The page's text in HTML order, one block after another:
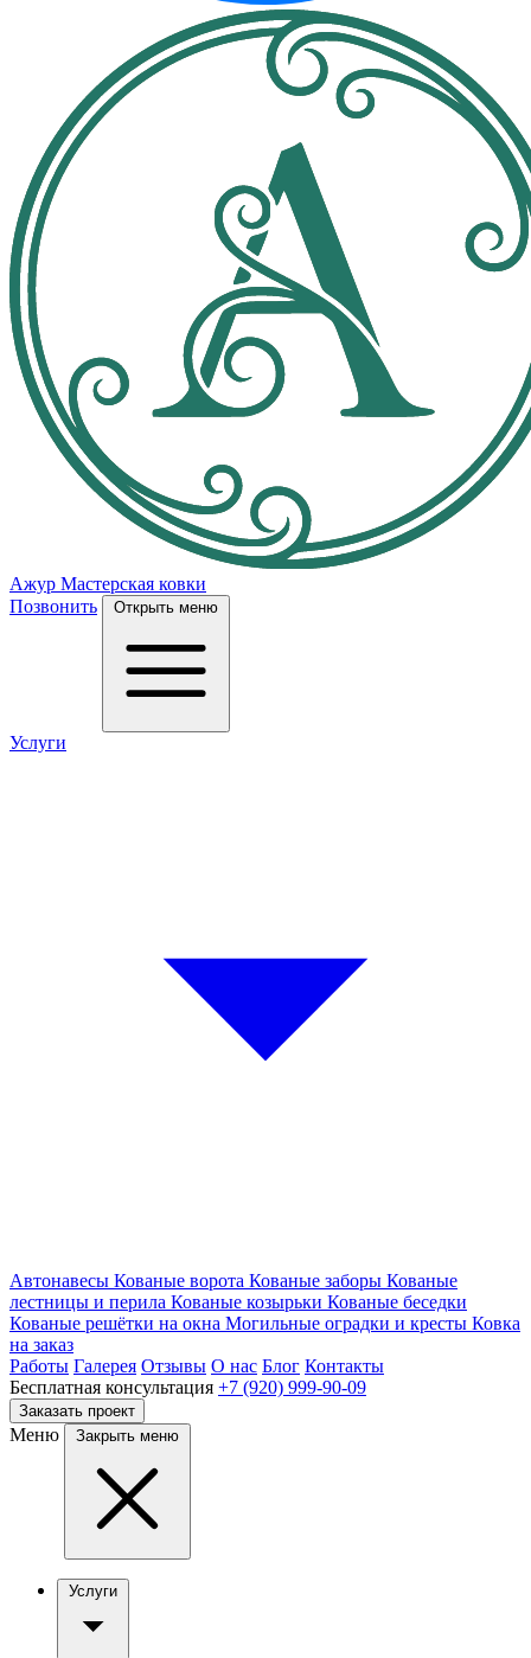
Ажур Мастерская ковки
Позвонить
Открыть меню
Услуги
Автонавесы Кованые ворота Кованые заборы Кованые
лестницы и перила Кованые козырьки Кованые беседки
Кованые решётки на окна Могильные оградки и кресты Ковка
на заказ
Работы Галерея Отзывы О нас Блог Контакты
Бесплатная консультация +7 (920) 999-90-09
Заказать проект
Меню Закрыть меню
Услуги